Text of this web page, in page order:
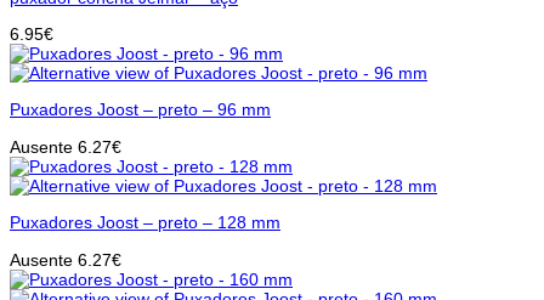
6.95€
Puxadores Joost – preto – 96 mm
Ausente 6.27€
Puxadores Joost – preto – 128 mm
Ausente 6.27€